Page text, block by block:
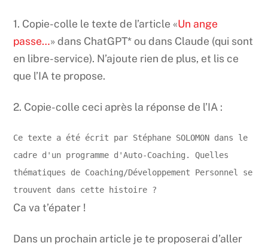
1. Copie-colle le texte de l’article «Un ange
passe…» dans ChatGPT* ou dans Claude (qui sont
en libre-service). N’ajoute rien de plus, et lis ce
que l’IA te propose.
2. Copie-colle ceci après la réponse de l’IA :
Ce texte a été écrit par Stéphane SOLOMON dans le
cadre d'un programme d'Auto-Coaching. Quelles
thématiques de Coaching/Développement Personnel se
trouvent dans cette histoire ?
Ca va t’épater !
Dans un prochain article je te proposerai d’aller